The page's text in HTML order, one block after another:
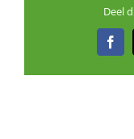
Deel